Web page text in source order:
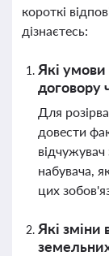
короткі
дізнаєтесь:
Які умови
договору
Для
довести
набувача,
цих
Які зміни
земельних